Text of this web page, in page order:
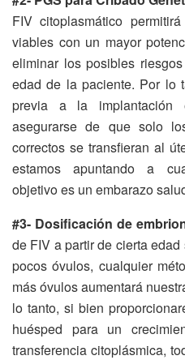
FIV citoplasmático
viables con un mayor
eliminar los posibles
edad de la paciente. Por lo
previa a la
asegurarse de que solo
correctos se transfieran al
estamos apuntando a
objetivo es un embarazo
#3- Dosificación de
de FIV a partir de cierta
pocos óvulos, cualquier
más óvulos aumentará
lo tanto, si bien
huésped para un
transferencia citoplásmica,